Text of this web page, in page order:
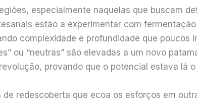
especialmente naquelas que buscam
estão a experimentar com
complexidade e profundidade que
ou “neutras” são elevadas a um novo
provando que o potencial estava lá
de redescoberta que ecoa os esforços em